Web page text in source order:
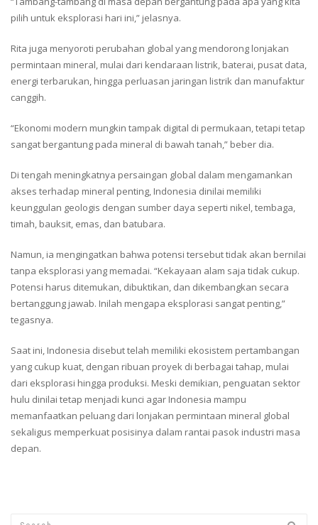
pilih untuk eksplorasi hari ini,” jelasnya.
Rita juga menyoroti perubahan global yang mendorong lonjakan
permintaan mineral, mulai dari kendaraan listrik, baterai, pusat data,
energi terbarukan, hingga perluasan jaringan listrik dan manufaktur
canggih.
“Ekonomi modern mungkin tampak digital di permukaan, tetapi tetap
sangat bergantung pada mineral di bawah tanah,” beber dia.
Di tengah meningkatnya persaingan global dalam mengamankan
akses terhadap mineral penting, Indonesia dinilai memiliki
keunggulan geologis dengan sumber daya seperti nikel, tembaga,
timah, bauksit, emas, dan batubara.
Namun, ia mengingatkan bahwa potensi tersebut tidak akan bernilai
tanpa eksplorasi yang memadai. “Kekayaan alam saja tidak cukup.
Potensi harus ditemukan, dibuktikan, dan dikembangkan secara
bertanggung jawab. Inilah mengapa eksplorasi sangat penting,”
tegasnya.
Saat ini, Indonesia disebut telah memiliki ekosistem pertambangan
yang cukup kuat, dengan ribuan proyek di berbagai tahap, mulai
dari eksplorasi hingga produksi. Meski demikian, penguatan sektor
hulu dinilai tetap menjadi kunci agar Indonesia mampu
memanfaatkan peluang dari lonjakan permintaan mineral global
sekaligus memperkuat posisinya dalam rantai pasok industri masa
depan.